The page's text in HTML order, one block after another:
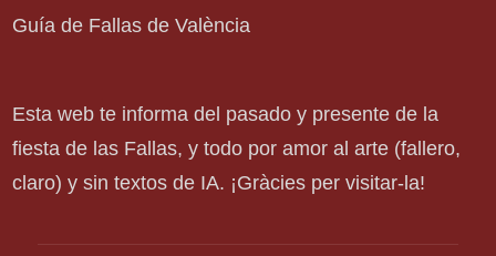
Guía de Fallas de València
Esta web te informa del pasado y presente de la
fiesta de las Fallas, y todo por amor al arte (fallero,
claro) y sin textos de IA. ¡Gràcies per visitar-la!